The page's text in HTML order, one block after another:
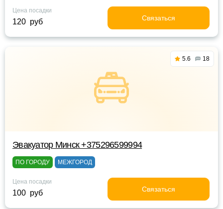
Цена посадки
120 руб Связаться
5.6 18
Эвакуатор Минск +375296599994
ПО ГОРОДУ МЕЖГОРОД
Цена посадки
100 руб Связаться